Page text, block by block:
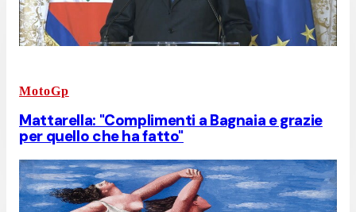
MotoGp
Mattarella: "Complimenti a Bagnaia e grazie
per quello che ha fatto"